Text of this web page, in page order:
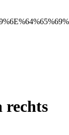
rechts